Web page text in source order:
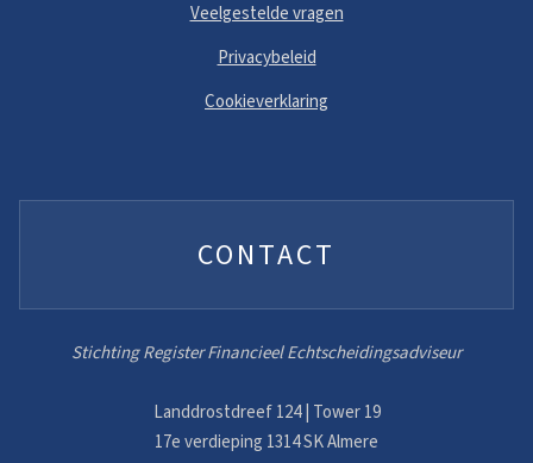
Veelgestelde vragen
Privacybeleid
Cookieverklaring
CONTACT
Stichting Register Financieel Echtscheidingsadviseur
Landdrostdreef 124 | Tower 19
17e verdieping 1314 SK Almere